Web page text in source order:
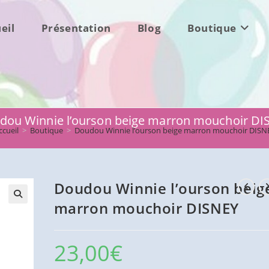
Présentation Blog Boutique
Winnie l’ourson beige marron mouchoir
> Boutique > Doudou Winnie l’ourson beige marron mouchoir
Doudou Winnie l’ourson
marron mouchoir DISNEY
23,00€